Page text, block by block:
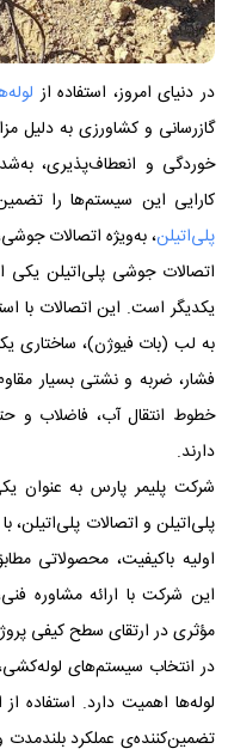
در دنیای امروز، استفاده از
گازرسانی و کشاورزی به دلیل
خوردگی و انعطاف‌پذیری،
کارایی این سیستم‌ها را
پلی‌اتیلن، به‌ویژه اتصالات
اتصالات جوشی پلی‌اتیلن یکی
یکدیگر است. این اتصالات با
به لب (بات فیوژن)، ساختاری
فشار، ضربه و نشتی بسیار
خطوط انتقال آب، فاضلاب و
دارند.
شرکت پلیمر پارس به عنوان
پلی‌اتیلن و اتصالات پلی‌اتیلن،
اولیه باکیفیت، محصولاتی
این شرکت با ارائه مشاوره
مؤثری در ارتقای سطح کیفی
در انتخاب سیستم‌های
لوله‌ها اهمیت دارد. استفاده
تضمین‌کننده‌ی عملکرد